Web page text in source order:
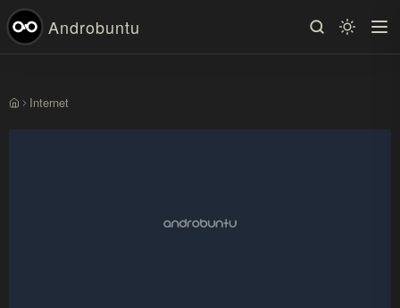
Androbuntu
BerandaInternet